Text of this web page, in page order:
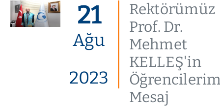
21
Ağu
2023
Rektörümüz
Prof. Dr.
Mehmet
KELLEŞ'in
Mesaj